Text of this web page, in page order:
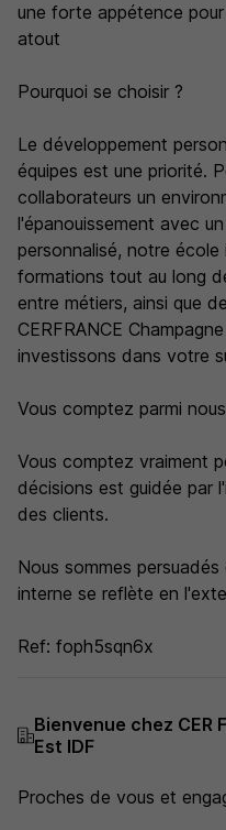
une forte appétence
atout
Pourquoi se choisir ?
Le développement
équipes est une priorité.
collaborateurs un
l'épanouissement avec
personnalisé, notre
formations tout au long
entre métiers, ainsi que
CERFRANCE
investissons dans votre
Vous comptez parmi nous
Vous comptez vraiment
décisions est guidée par
des clients.
Nous sommes
interne se reflète en
Ref: foph5sqn6x
Bienvenue chez CER
Est IDF
Proches de vous et